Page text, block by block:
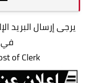
يرجى إرسال البريد
في
of Clerk